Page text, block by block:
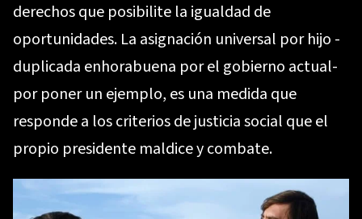
derechos que posibilite la igualdad de
oportunidades. La asignación universal por hijo -
duplicada enhorabuena por el gobierno actual-
por poner un ejemplo, es una medida que
responde a los criterios de justicia social que el
propio presidente maldice y combate.